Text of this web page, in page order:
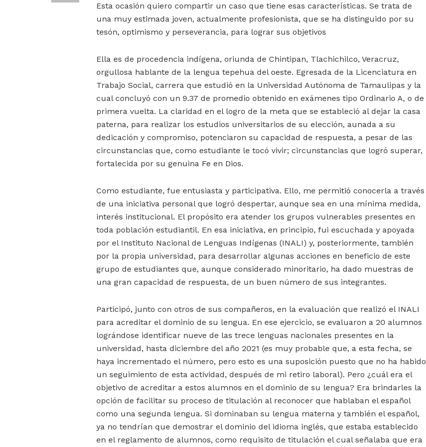
Esta ocasión quiero compartir un caso que tiene esas características. Se trata de
una muy estimada joven, actualmente profesionista, que se ha distinguido por su
tesón, optimismo y perseverancia, para lograr sus objetivos
Ella es de procedencia indígena, oriunda de Chintipan, Tlachichilco, Veracruz,
orgullosa hablante de la lengua tepehua del oeste. Egresada de la Licenciatura en
Trabajo Social, carrera que estudió en la Universidad Autónoma de Tamaulipas y la
cual concluyó con un 9.37 de promedio obtenido en exámenes tipo Ordinario A, o de
primera vuelta. La claridad en el logro de la meta que se estableció al dejar la casa
paterna, para realizar los estudios universitarios de su elección, aunada a su
dedicación y compromiso, potenciaron su capacidad de respuesta, a pesar de las
circunstancias que, como estudiante le tocó vivir; circunstancias que logró superar,
fortalecida por su genuina Fe en Dios.
Como estudiante, fue entusiasta y participativa. Ello, me permitió conocerla a través
de una iniciativa personal que logró despertar, aunque sea en una mínima medida,
interés institucional. El propósito era atender los grupos vulnerables presentes en
toda población estudiantil. En esa iniciativa, en principio, fui escuchada y apoyada
por el Instituto Nacional de Lenguas Indígenas (INALI) y, posteriormente, también
por la propia universidad, para desarrollar algunas acciones en beneficio de este
grupo de estudiantes que, aunque considerado minoritario, ha dado muestras de
una gran capacidad de respuesta, de un buen número de sus integrantes.
Participó, junto con otros de sus compañeros, en la evaluación que realizó el INALI
para acreditar el dominio de su lengua. En ese ejercicio, se evaluaron a 20 alumnos
lográndose identificar nueve de las trece lenguas nacionales presentes en la
universidad, hasta diciembre del año 2021 (es muy probable que, a esta fecha, se
haya incrementado el número, pero esto es una suposición puesto que no ha habido
un seguimiento de esta actividad, después de mi retiro laboral). Pero ¿cuál era el
objetivo de acreditar a estos alumnos en el dominio de su lengua? Era brindarles la
opción de facilitar su proceso de titulación al reconocer que hablaban el español
como una segunda lengua. Si dominaban su lengua materna y también el español,
ya no tendrían que demostrar el dominio del idioma inglés, que estaba establecido
en el reglamento de alumnos, como requisito de titulación el cual señalaba que era